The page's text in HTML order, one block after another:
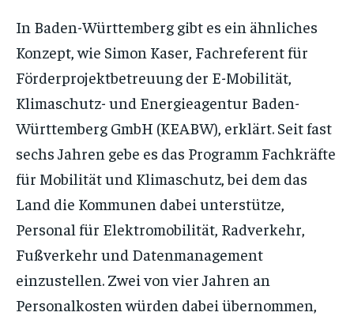
In Baden-Württemberg gibt es ein ähnliches
Konzept, wie Simon Kaser, Fachreferent für
Förderprojektbetreuung der E-Mobilität,
Klimaschutz- und Energieagentur Baden-
Württemberg GmbH (KEABW), erklärt. Seit fast
sechs Jahren gebe es das Programm Fachkräfte
für Mobilität und Klimaschutz, bei dem das
Land die Kommunen dabei unterstütze,
Personal für Elektromobilität, Radverkehr,
Fußverkehr und Datenmanagement
einzustellen. Zwei von vier Jahren an
Personalkosten würden dabei übernommen,